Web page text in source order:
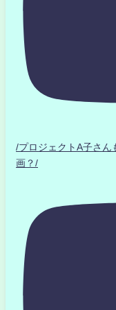
/プロジェクトA子さ
画？/